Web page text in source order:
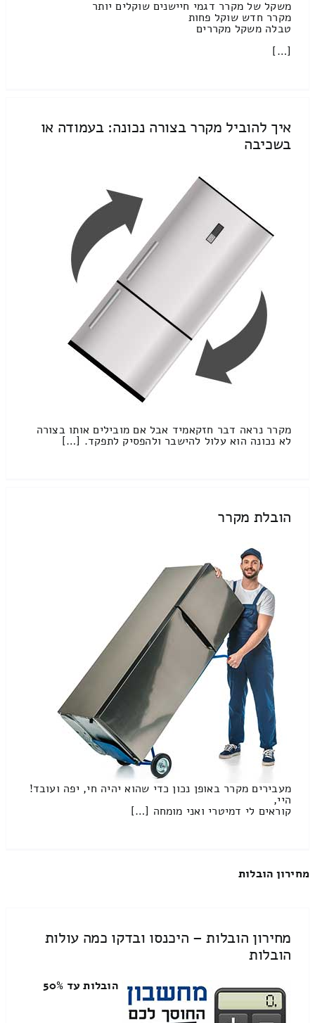
משקל של מקרר דגמי חיישנים שוקלים יותר
מקרר חדש שוקל פחות
טבלה משקל מקררים
[…]
איך להוביל מקרר בצורה נכונה: בעמודה או
בשכיבה
מקרר נראה דבר חזקאמיד אבל אם מובילים אותו בצורה
לא נכונה הוא עלול להישבר ולהפסיק לתפקד. […]
הובלת מקרר
מעבירים מקרר באופן נכון כדי שהוא יהיה חי, יפה ועובד!
היי,
קוראים לי דמיטרי ואני מומחה […]
מחירון הובלות
מחירון הובלות – היכנסו ובדקו כמה עולות
הובלות
הובלות עד 50%